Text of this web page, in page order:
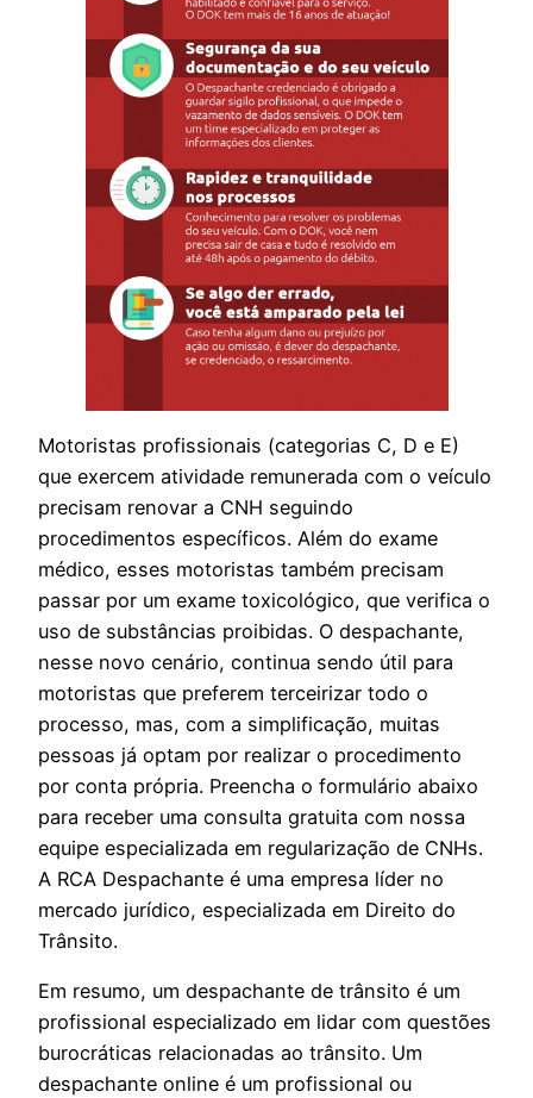
Motoristas profissionais (categorias C, D e E)
que exercem atividade remunerada com o veículo
precisam renovar a CNH seguindo
procedimentos específicos. Além do exame
médico, esses motoristas também precisam
passar por um exame toxicológico, que verifica o
uso de substâncias proibidas. O despachante,
nesse novo cenário, continua sendo útil para
motoristas que preferem terceirizar todo o
processo, mas, com a simplificação, muitas
pessoas já optam por realizar o procedimento
por conta própria. Preencha o formulário abaixo
para receber uma consulta gratuita com nossa
equipe especializada em regularização de CNHs.
A RCA Despachante é uma empresa líder no
mercado jurídico, especializada em Direito do
Trânsito.
Em resumo, um despachante de trânsito é um
profissional especializado em lidar com questões
burocráticas relacionadas ao trânsito. Um
despachante online é um profissional ou